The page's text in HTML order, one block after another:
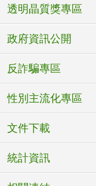
透明晶質獎專區
政府資訊公開
反詐騙專區
性別主流化專區
文件下載
統計資訊